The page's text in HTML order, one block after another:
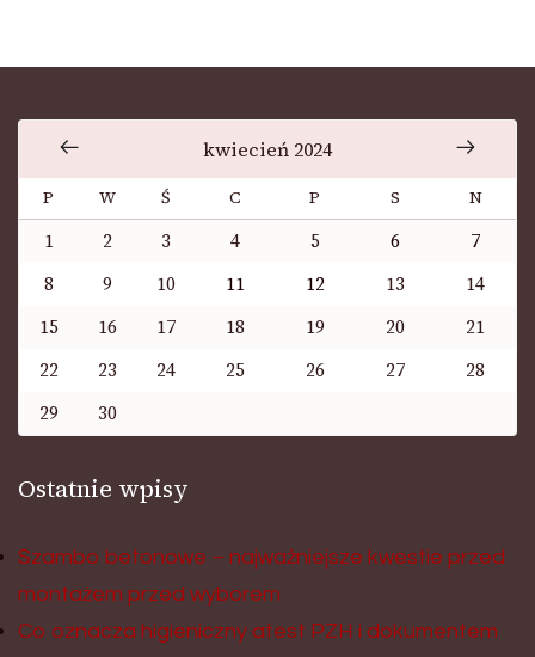
kwiecień 2024
P W Ś C P S N
1 2 3 4 5 6
7
8
9 10 11 12 13
14
15
16 17 18 19 20
21
22
23 24 25 26 27
28
29
30
Ostatnie wpisy
Szambo betonowe – najważniejsze kwestie przed
montażem przed wyborem
Co oznacza higieniczny atest PZH i dokumentem